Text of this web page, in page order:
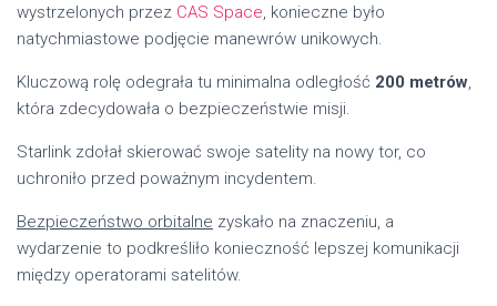
wystrzelonych przez CAS Space, konieczne było
natychmiastowe podjęcie manewrów unikowych.
Kluczową rolę odegrała tu minimalna odległość 200 metrów,
która zdecydowała o bezpieczeństwie misji.
Starlink zdołał skierować swoje satelity na nowy tor, co
uchroniło przed poważnym incydentem.
Bezpieczeństwo orbitalne zyskało na znaczeniu, a
wydarzenie to podkreśliło konieczność lepszej komunikacji
między operatorami satelitów.